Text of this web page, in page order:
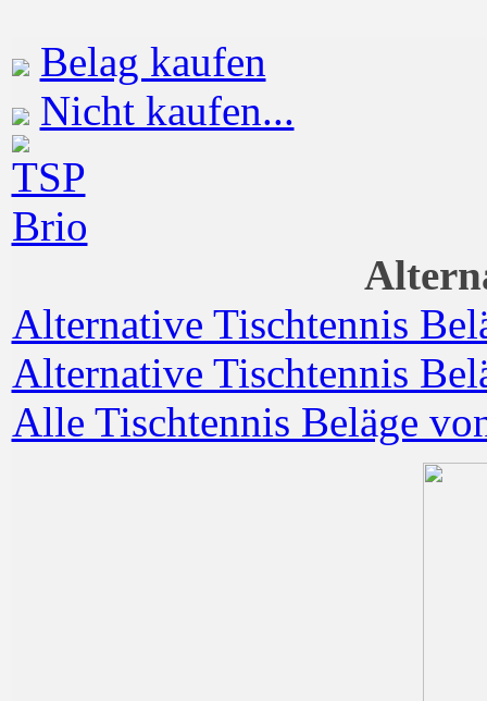
Belag kaufen
Nicht kaufen...
Alternative Tischtennis
Alternative Tischtennis
Alle Tischtennis Beläge